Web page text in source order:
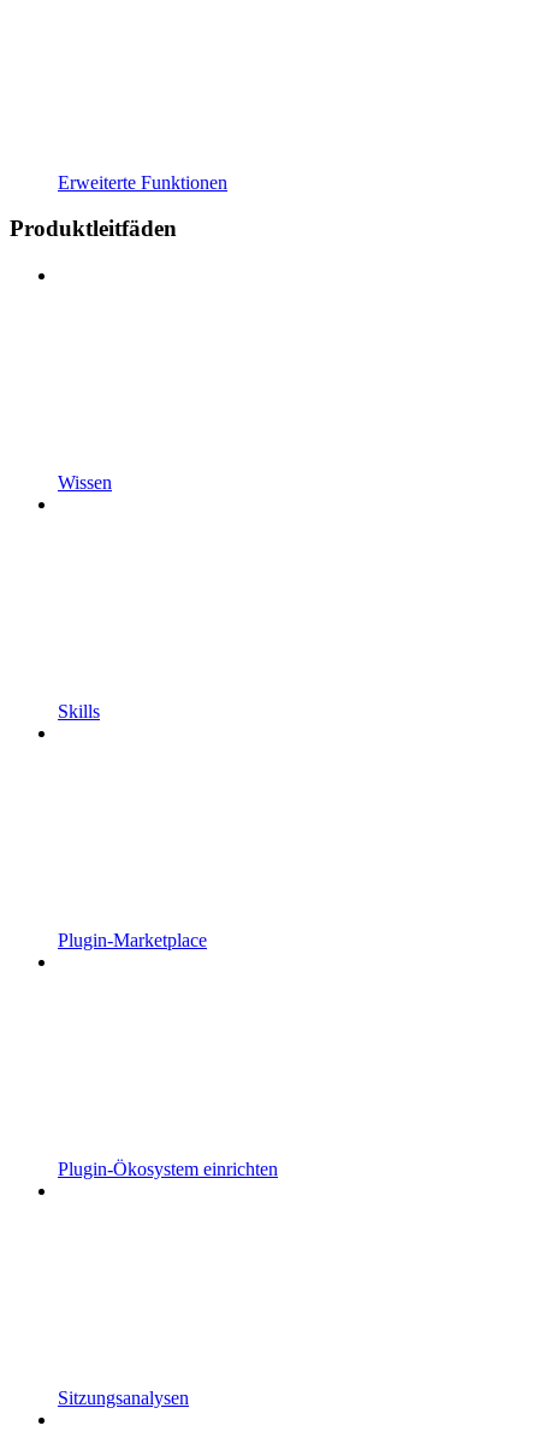
Erweiterte Funktionen
Produktleitfäden
Wissen
Skills
Plugin-Marketplace
Plugin-Ökosystem einrichten
Sitzungsanalysen